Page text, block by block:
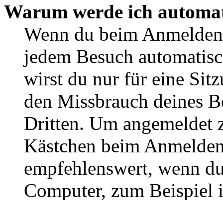
Warum werde ich
Wenn du beim
jedem Besuch
wirst du nur für eine
den Missbrauch deines
Dritten. Um angemeldet
Kästchen beim
empfehlenswert, wenn
Computer, zum Beispiel